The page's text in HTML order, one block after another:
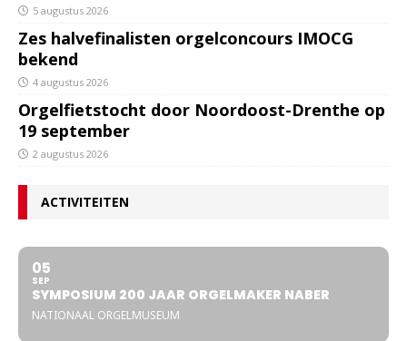
5 augustus 2026
Zes halvefinalisten orgelconcours IMOCG
bekend
4 augustus 2026
Orgelfietstocht door Noordoost-Drenthe op
19 september
2 augustus 2026
ACTIVITEITEN
05
SEP
SYMPOSIUM 200 JAAR ORGELMAKER NABER
NATIONAAL ORGELMUSEUM